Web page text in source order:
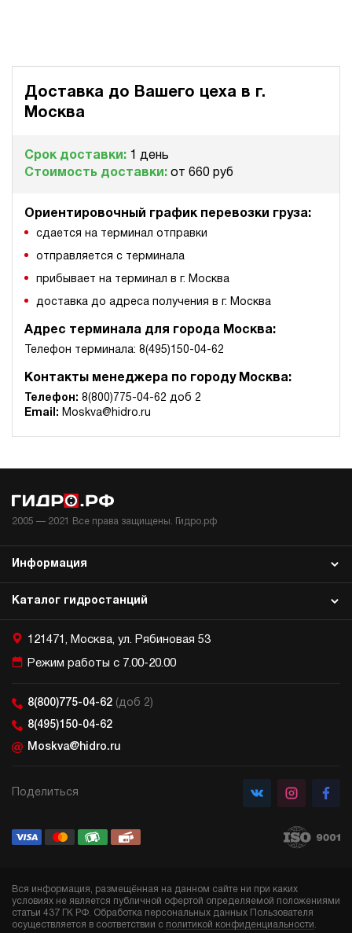
Доставка до Вашего цеха в г.
Москва
Срок доставки: 1 день
Стоимость доставки: от 660 руб
Ориентировочный график перевозки груза:
сдается на терминал отправки
отправляется с терминала
прибывает на терминал в г. Москва
доставка до адреса получения в г. Москва
Адрес терминала для города Москва:
Телефон терминала: 8(495)150-04-62
Контакты менеджера по городу Москва:
Телефон: 8(800)775-04-62 доб 2
Email: Moskva@hidro.ru
2005 — 2021 Все права защищены. Гидро.рф
Каталог гидростанций
Информация
121471, Москва, ул. Рябиновая 53
Режим работы с 7.00-20.00
8(800)775-04-62 (доб 2)
8(495)150-04-62
Moskva@hidro.ru
Поделиться
Вся информация, размещённая на данном сайте ни при каких
условиях не является публичной офертой определяемой положениями
статьи 437 ГК РФ. Обработка персональных данных Пользователя
осуществляется в соответствии с политикой конфиденциальности